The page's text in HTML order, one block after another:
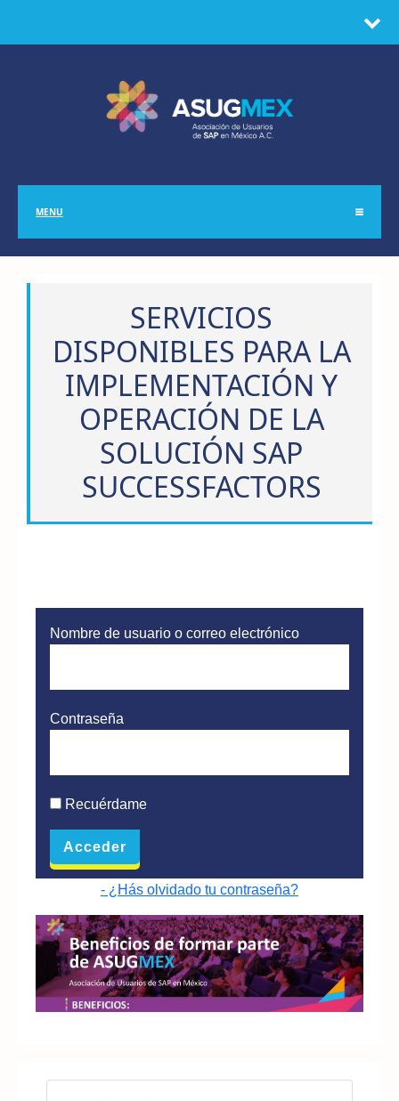
MENU
SERVICIOS
DISPONIBLES PARA LA
IMPLEMENTACIÓN Y
OPERACIÓN DE LA
SOLUCIÓN SAP
SUCCESSFACTORS
Nombre de usuario o correo electrónico
Contraseña
Recuérdame
- ¿Hás olvidado tu contraseña?